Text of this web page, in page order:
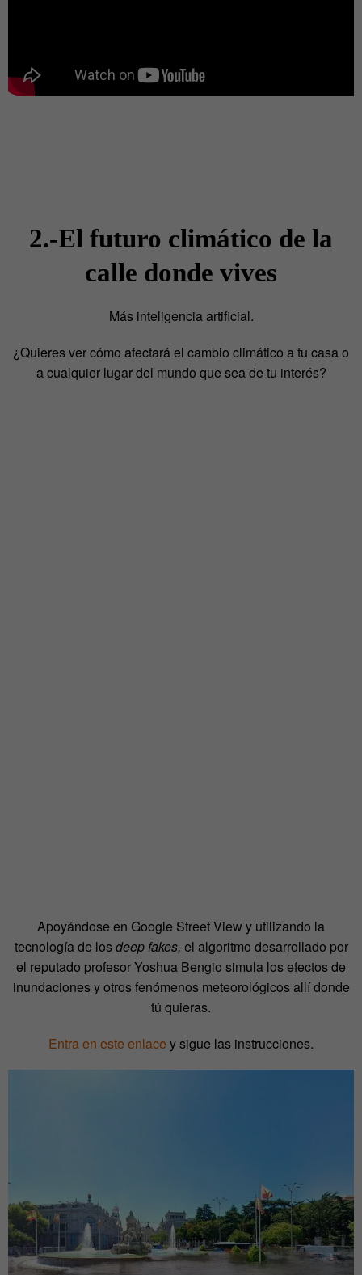
2.-El futuro climático de la
calle donde vives
Más inteligencia artificial.
¿Quieres ver cómo afectará el cambio climático a tu casa o
a cualquier lugar del mundo que sea de tu interés?
Apoyándose en Google Street View y utilizando la
tecnología de losdeep fakes, el algoritmo desarrollado por
el reputado profesor Yoshua Bengio simula los efectos de
inundaciones y otros fenómenos meteorológicos allí donde
tú quieras.
Entra en este enlace y sigue las instrucciones.